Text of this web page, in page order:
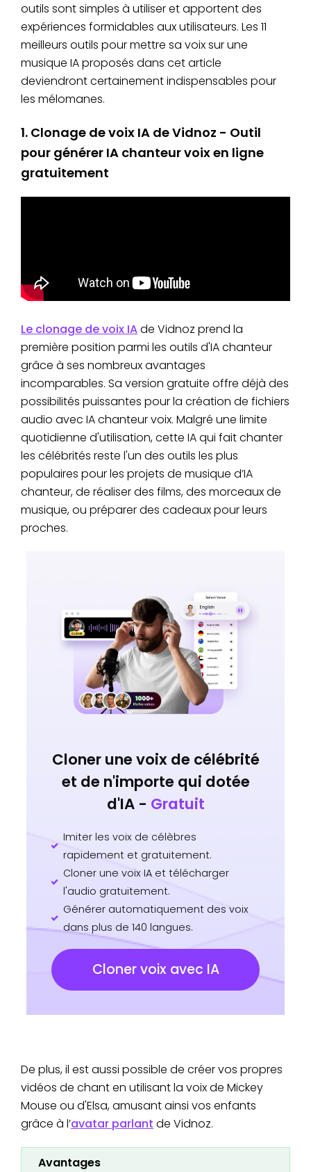
Kits.ai
Voix de chanteur
de qualité studio,
contrôle fin
Freemium
MakeBestMusic
Génération de
chansons
voix)
Extraction vocale
création de
covers IA
outils sont simples à utiliser et apportent des
expériences formidables aux utilisateurs. Les 11
meilleurs outils pour mettre sa voix sur une
musique IA proposés dans cet article
deviendront certainement indispensables pour
les mélomanes.
1. Clonage de voix IA de Vidnoz - Outil
pour générer IA chanteur voix en ligne
gratuitement
Le clonage de voix IAde Vidnoz prend la
première position parmi les outils d'IA chanteur
grâce à ses nombreux avantages
incomparables. Sa version gratuite offre déjà des
possibilités puissantes pour la création de fichiers
audio avec IA chanteur voix. Malgré une limite
quotidienne d'utilisation, cette IA qui fait chanter
les célébrités reste l'un des outils les plus
populaires pour les projets de musique d’IA
chanteur, de réaliser des films, des morceaux de
musique, ou préparer des cadeaux pour leurs
proches.
Cloner une voix de célébrité
et de n'importe qui dotée
d'IA - Gratuit
Imiter les voix de célèbres
rapidement et gratuitement.
Cloner une voix IA et télécharger
l'audio gratuitement.
Générer automatiquement des voix
dans plus de 140 langues.
Cloner voix avec IA
De plus, il est aussi possible de créer vos propres
vidéos de chant en utilisant la voix de Mickey
Mouse ou d'Elsa, amusant ainsi vos enfants
grâce à l’avatar parlant de Vidnoz.
Avantages